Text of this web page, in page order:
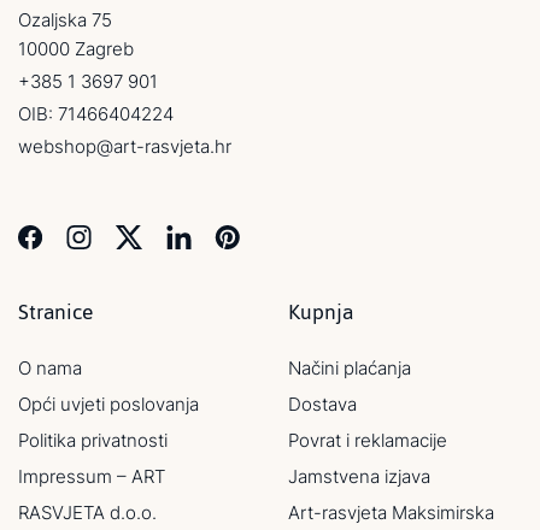
Ozaljska 75
10000 Zagreb
+385 1 3697 901
OIB: 71466404224
webshop@art-rasvjeta.hr
Stranice
O nama
Opći uvjeti poslovanja
Politika privatnosti
Impressum – ART
RASVJETA d.o.o.
Kupnja
Načini plaćanja
Dostava
Povrat i reklamacije
Jamstvena izjava
Art-rasvjeta Maksimirska